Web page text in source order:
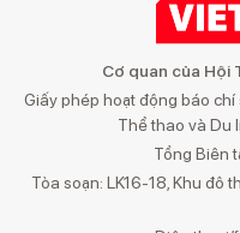
Cơ quan của Hội
Giấy phép hoạt động báo chí
Thể thao và Du
Tổng Biên
Tòa soạn: LK16-18, Khu đô